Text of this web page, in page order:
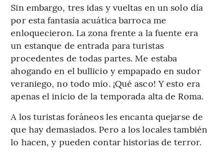
Sin embargo, tres idas y vueltas en un solo día
por esta fantasía acuática barroca me
enloquecieron. La zona frente a la fuente era
un estanque de entrada para turistas
procedentes de todas partes. Me estaba
ahogando en el bullicio y empapado en sudor
veraniego, no todo mío. ¡Qué asco! Y esto era
apenas el inicio de la temporada alta de Roma.
A los turistas foráneos les encanta quejarse de
que hay demasiados. Pero a los locales también
lo hacen, y pueden contar historias de terror.